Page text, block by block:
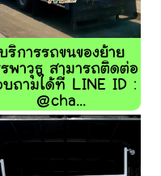
ริการรถขนของย้าย
พาวุธ สามารถติดต่อ
บถามได้ที่ LINE ID :
@cha...